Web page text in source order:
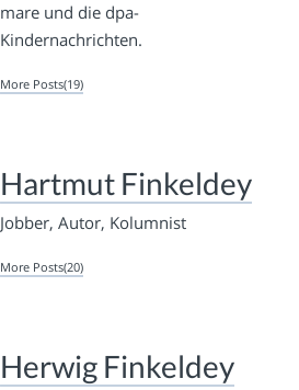
mare und die dpa-
Kindernachrichten.
More Posts(19)
Hartmut Finkeldey
Jobber, Autor, Kolumnist
More Posts(20)
Herwig Finkeldey